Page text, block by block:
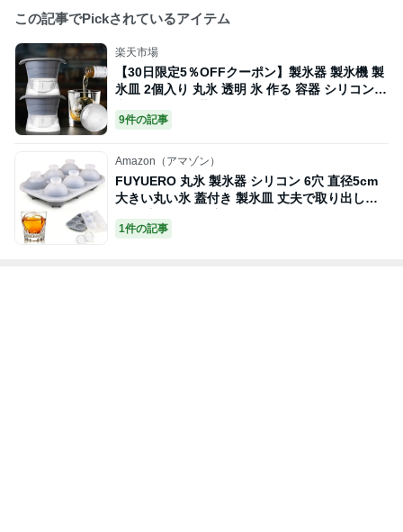
この記事でPickされているアイテム
楽天市場
【30日限定5％OFFクーポン】製氷器 製氷機 製
氷皿 2個入り 丸氷 透明 氷 作る 容器 シリコン
イスメーカー アイスボール 球形氷 丸い氷 まる
DIY 飲み物 ビール ウィスキー
9件の記事
Amazon（アマゾン）
FUYUERO 丸氷 製氷器 シリコン 6穴 直径5cm
大きい丸い氷 蓋付き 製氷皿 丈夫で取り出しや
ムパーティーに アイストレー (グレー)
1件の記事